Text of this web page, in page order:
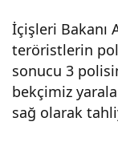
İçişleri Bakanı
teröristlerin
sonucu 3
bekçimiz
sağ olarak
ütü
DEA
Ş